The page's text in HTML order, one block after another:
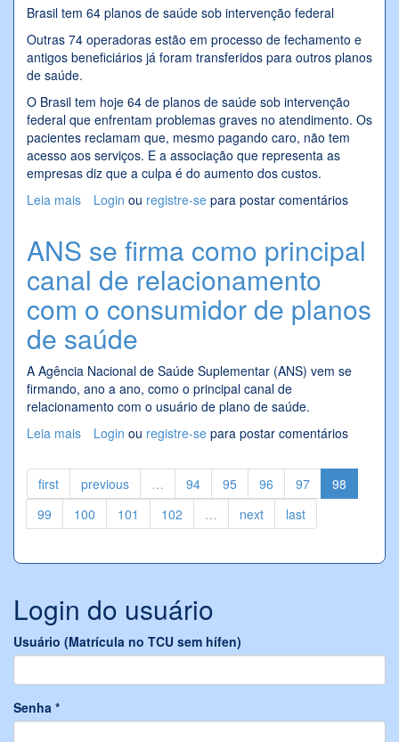
Brasil tem 64 planos de saúde sob intervenção federal
Outras 74 operadoras estão em processo de fechamento e
antigos beneficiários já foram transferidos para outros planos
de saúde.
O Brasil tem hoje 64 de planos de saúde sob intervenção
federal que enfrentam problemas graves no atendimento. Os
pacientes reclamam que, mesmo pagando caro, não tem
acesso aos serviços. E a associação que representa as
empresas diz que a culpa é do aumento dos custos.
Leia mais sobre Brasil tem 64 planos de saúde sob intervenção
Login ou registre-se para postar comentários
ANS se firma como principal
canal de relacionamento
com o consumidor de planos
de saúde
A Agência Nacional de Saúde Suplementar (ANS) vem se
firmando, ano a ano, como o principal canal de
relacionamento com o usuário de plano de saúde.
Leia mais sobre ANS se firma como principal canal de
Login ou registre-se para postar comentários
first previous … 94 95 96 97
98
99
100 101 102 … next last
Login do usuário
Usuário (Matrícula no TCU sem hífen)
Senha *